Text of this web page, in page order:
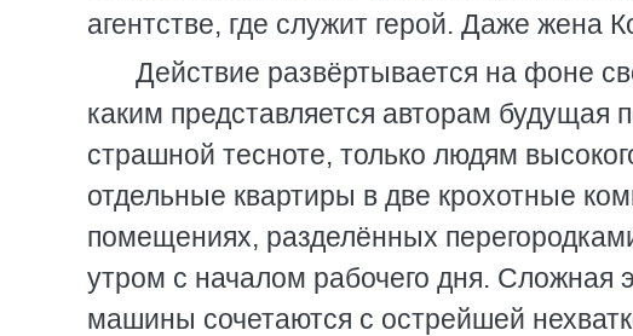
агентстве, где служит герой. Даже жена
Действие развёртывается на фоне
каким представляется авторам
страшной тесноте, только людям
отдельные квартиры в две крохотные
помещениях, разделённых
утром с началом рабочего дня. Сложная
машины сочетаются с острейшей